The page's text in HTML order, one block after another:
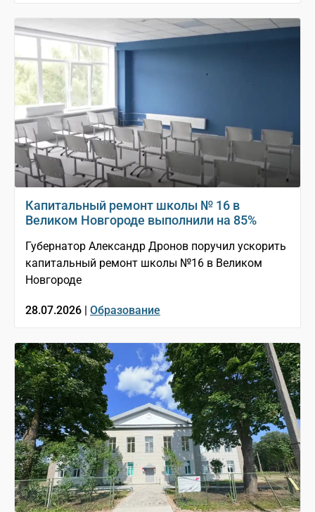
Капитальный ремонт школы № 16 в
Великом Новгороде выполнили на 85%
Губернатор Александр Дронов поручил ускорить
капитальный ремонт школы №16 в Великом
Новгороде
28.07.2026 | Образование